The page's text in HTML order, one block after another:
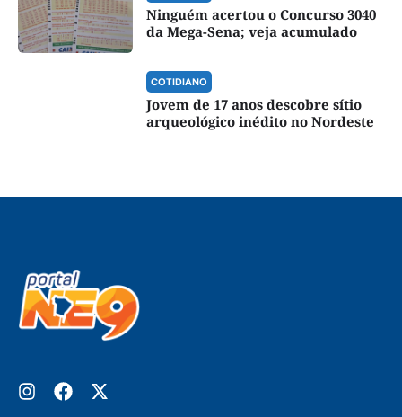
Ninguém acertou o Concurso 3040
da Mega-Sena; veja acumulado
COTIDIANO
Jovem de 17 anos descobre sítio
arqueológico inédito no Nordeste